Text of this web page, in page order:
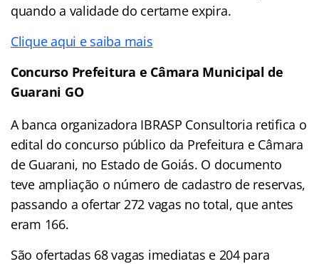
quando a validade do certame expira.
Clique aqui e saiba mais
Concurso Prefeitura e Câmara Municipal de
Guarani GO
A banca organizadora IBRASP Consultoria retifica o
edital do concurso público da Prefeitura e Câmara
de Guarani, no Estado de Goiás. O documento
teve ampliação o número de cadastro de reservas,
passando a ofertar 272 vagas no total, que antes
eram 166.
São ofertadas 68 vagas imediatas e 204 para